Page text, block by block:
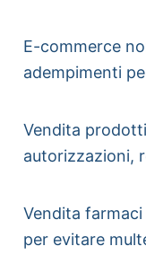
E-commerce
adempimenti
Vendita
autorizzazioni,
Vendita
per evitare